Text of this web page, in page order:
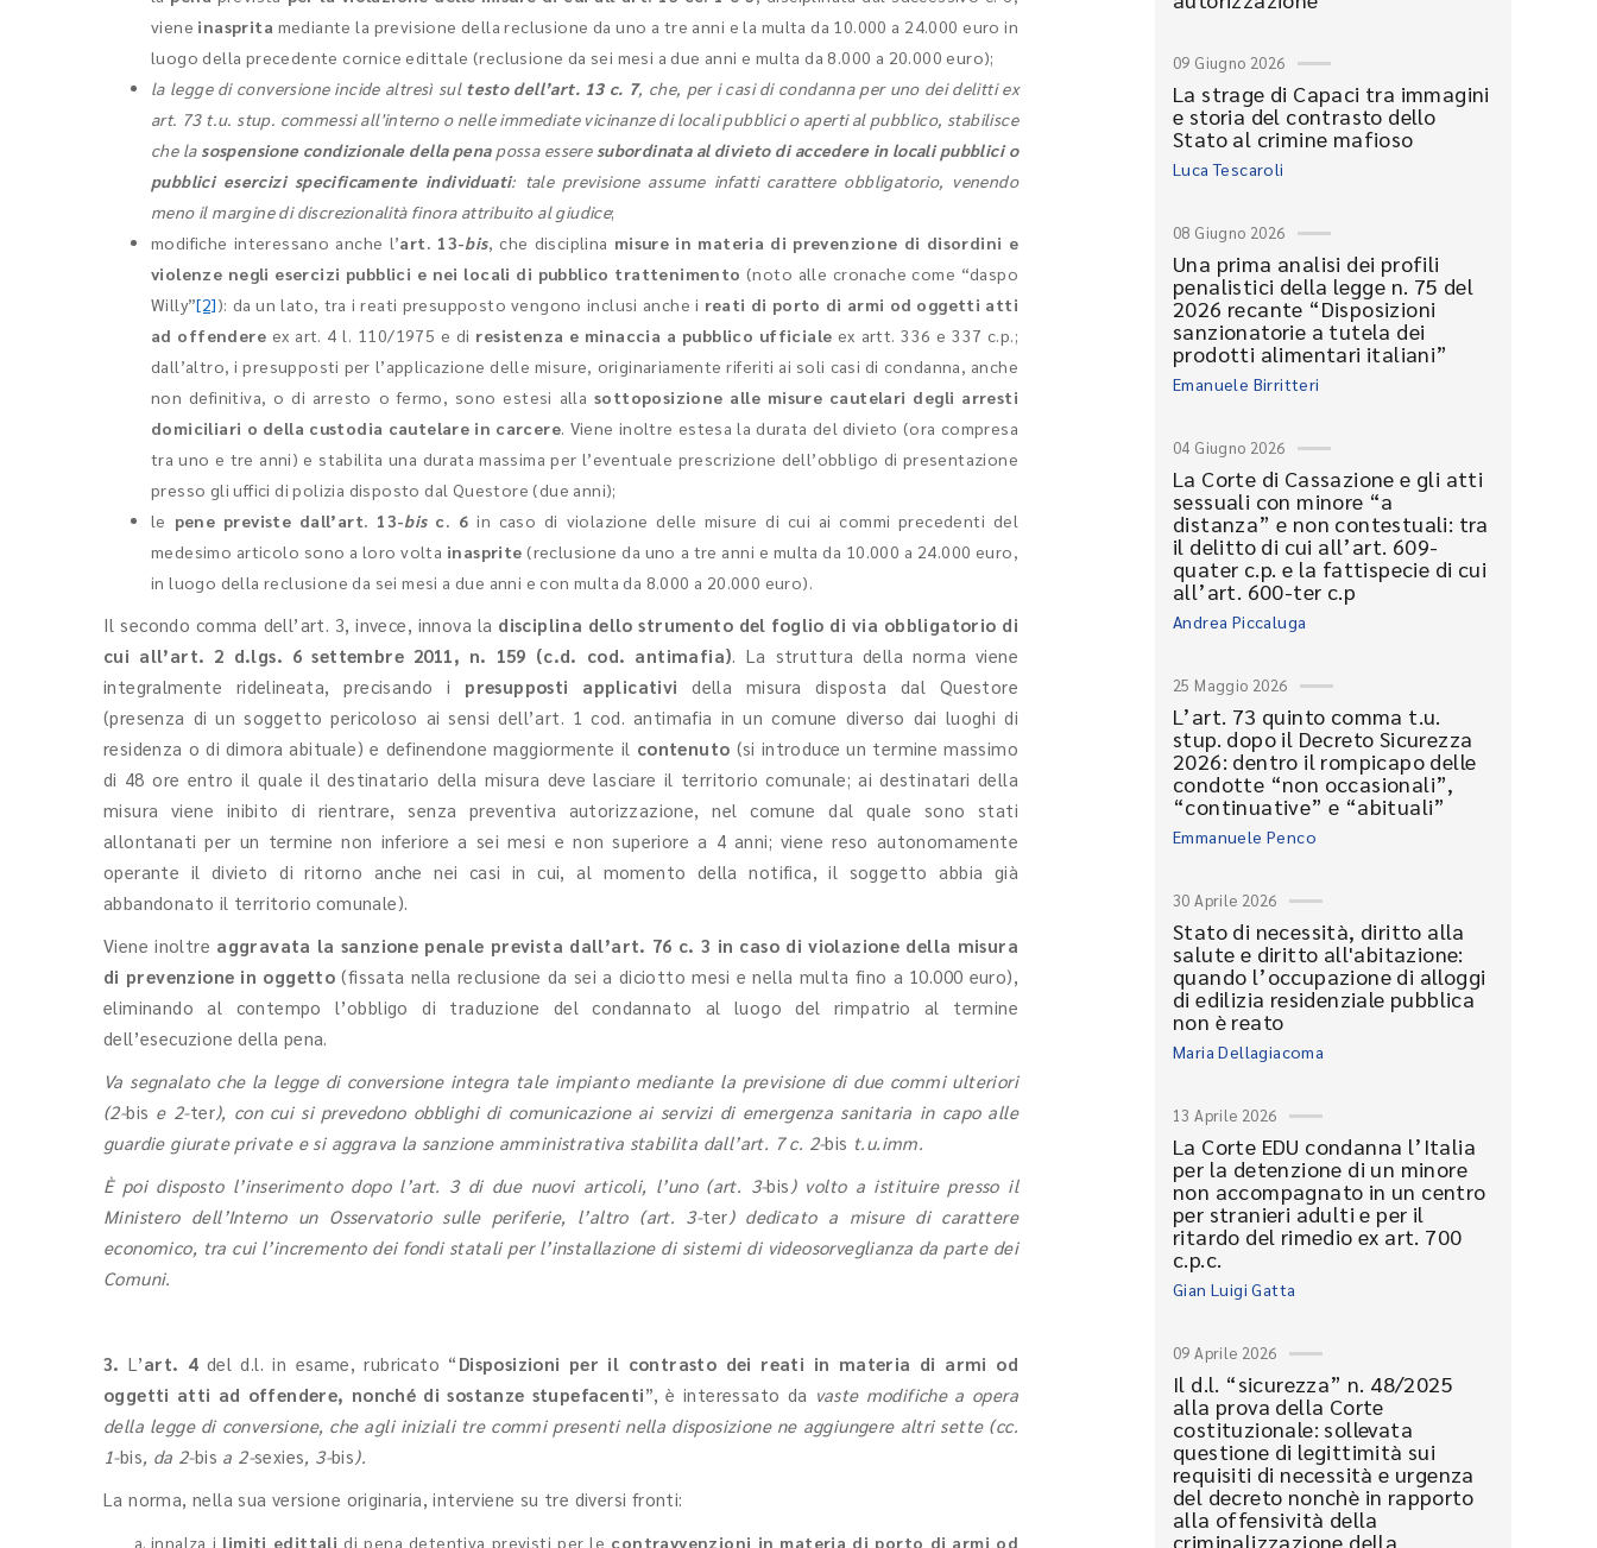
viene inasprita mediante la previsione della reclusione da uno a tre anni e la multa da 10.000 a 24.000 euro in
luogo della precedente cornice edittale (reclusione da sei mesi a due anni e multa da 8.000 a 20.000 euro);
la legge di conversione incide altresì sul testo dell’art. 13 c. 7, che, per i casi di condanna per uno dei delitti ex
art. 73 t.u. stup. commessi all'interno o nelle immediate vicinanze di locali pubblici o aperti al pubblico, stabilisce
che la sospensione condizionale della penapossa essere subordinata al divieto di accedere in locali pubblici o
pubblici esercizi specificamente individuati: tale previsione assume infatti carattere obbligatorio, venendo
meno il margine di discrezionalità finora attribuito al giudice;
modifiche interessano anche l’art. 13-bis, che disciplina misure in materia di prevenzione di disordini e
violenze negli esercizi pubblici e nei locali di pubblico trattenimento(noto alle cronache come “daspo
Willy”[2]): da un lato, tra i reati presupposto vengono inclusi anche i reati di porto di armi od oggetti atti
ad offendere ex art. 4 l. 110/1975 e di resistenza e minaccia a pubblico ufficiale ex artt. 336 e 337 c.p.;
dall’altro, i presupposti per l’applicazione delle misure, originariamente riferiti ai soli casi di condanna, anche
non definitiva, o di arresto o fermo, sono estesi alla sottoposizione alle misure cautelari degli arresti
domiciliari o della custodia cautelare in carcere. Viene inoltre estesa la durata del divieto (ora compresa
tra uno e tre anni) e stabilita una durata massima per l’eventuale prescrizione dell’obbligo di presentazione
presso gli uffici di polizia disposto dal Questore (due anni);
le pene previste dall’art. 13-bisc. 6 in caso di violazione delle misure di cui ai commi precedenti del
medesimo articolo sono a loro volta inasprite (reclusione da uno a tre anni e multa da 10.000 a 24.000 euro,
in luogo della reclusione da sei mesi a due anni e con multa da 8.000 a 20.000 euro).
Il secondo comma dell’art. 3, invece, innova la disciplina dello strumento del foglio di via obbligatorio di
cui all’art. 2 d.lgs. 6 settembre 2011, n. 159 (c.d. cod. antimafia). La struttura della norma viene
integralmente ridelineata, precisando i presupposti applicativi della misura disposta dal Questore
(presenza di un soggetto pericoloso ai sensi dell’art. 1 cod. antimafia in un comune diverso dai luoghi di
residenza o di dimora abituale) e definendone maggiormente il contenuto (si introduce un termine massimo
di 48 ore entro il quale il destinatario della misura deve lasciare il territorio comunale; ai destinatari della
misura viene inibito di rientrare, senza preventiva autorizzazione, nel comune dal quale sono stati
allontanati per un termine non inferiore a sei mesi e non superiore a 4 anni; viene reso autonomamente
operante il divieto di ritorno anche nei casi in cui, al momento della notifica, il soggetto abbia già
abbandonato il territorio comunale).
Viene inoltre aggravata la sanzione penale prevista dall’art. 76 c. 3 in caso di violazione della misura
di prevenzione in oggetto (fissata nella reclusione da sei a diciotto mesi e nella multa fino a 10.000 euro),
eliminando al contempo l’obbligo di traduzione del condannato al luogo del rimpatrio al termine
dell’esecuzione della pena.
Va segnalato che la legge di conversione integra tale impianto mediante la previsione di due commi ulteriori
(2-bis e 2-ter), con cui si prevedono obblighi di comunicazione ai servizi di emergenza sanitaria in capo alle
guardie giurate private e si aggrava la sanzione amministrativa stabilita dall’art. 7 c. 2-bis t.u.imm.
È poi disposto l’inserimento dopo l’art. 3 di due nuovi articoli, l’uno (art. 3-bis ) volto a istituire presso il
Ministero dell’Interno un Osservatorio sulle periferie, l’altro (art. 3-ter) dedicato a misure di carattere
economico, tra cui l’incremento dei fondi statali per l’installazione di sistemi di videosorveglianza da parte dei
Comuni.
3. L’art. 4 del d.l. in esame, rubricato “ Disposizioni per il contrasto dei reati in materia di armi od
oggetti atti ad offendere, nonché di sostanze stupefacenti”, è interessato da vaste modifiche a opera
della legge di conversione, che agli iniziali tre commi presenti nella disposizione ne aggiungere altri sette (cc.
1-bis, da 2-bis a 2-sexies, 3-bis).
La norma, nella sua versione originaria, interviene su tre diversi fronti:
innalza i limiti edittalidi pena detentiva previsti per le contravvenzioni in materia di porto di armi od
09 Giugno 2026
La strage di Capaci tra immagini
e storia del contrasto dello
Stato al crimine mafioso
Luca Tescaroli
08 Giugno 2026
Una prima analisi dei profili
penalistici della legge n. 75 del
2026 recante “Disposizioni
sanzionatorie a tutela dei
prodotti alimentari italiani”
Emanuele Birritteri
04 Giugno 2026
La Corte di Cassazione e gli atti
sessuali con minore “a
distanza” e non contestuali: tra
il delitto di cui all’art. 609-
quater c.p. e la fattispecie di cui
all’art. 600-ter c.p
Andrea Piccaluga
25 Maggio 2026
L’art. 73 quinto comma t.u.
stup. dopo il Decreto Sicurezza
2026: dentro il rompicapo delle
condotte “non occasionali”,
“continuative” e “abituali”
Emmanuele Penco
30 Aprile 2026
Stato di necessità, diritto alla
salute e diritto all'abitazione:
quando l’occupazione di alloggi
di edilizia residenziale pubblica
non è reato
Maria Dellagiacoma
13 Aprile 2026
La Corte EDU condanna l’Italia
per la detenzione di un minore
non accompagnato in un centro
per stranieri adulti e per il
ritardo del rimedio ex art. 700
c.p.c.
Gian Luigi Gatta
09 Aprile 2026
Il d.l. “sicurezza” n. 48/2025
alla prova della Corte
costituzionale: sollevata
questione di legittimità sui
requisiti di necessità e urgenza
del decreto nonchè in rapporto
alla offensività della
criminalizzazione della